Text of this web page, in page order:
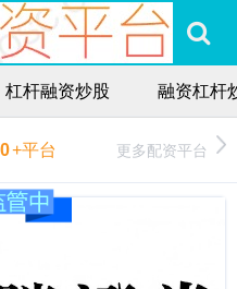
杠杆融资炒股 融资杠杆
+平台 更多配资平台